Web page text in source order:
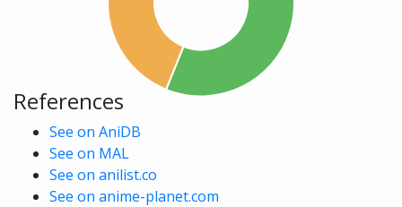
References
See on AniDB
See on MAL
See on anilist.co
See on anime-planet.com